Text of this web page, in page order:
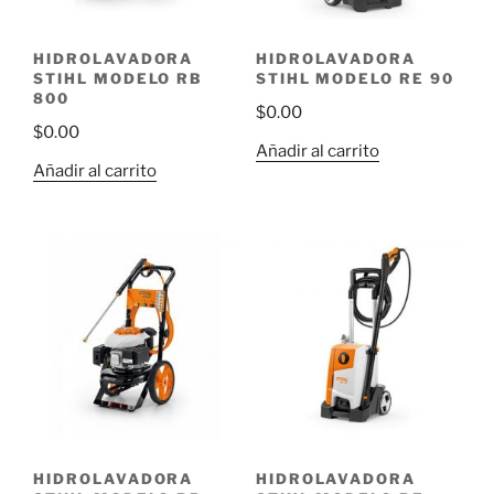
HIDROLAVADORA
STIHL MODELO RB
800
$0.00
Añadir al carrito
HIDROLAVADORA
STIHL MODELO RE 90
$0.00
Añadir al carrito
HIDROLAVADORA
HIDROLAVADORA